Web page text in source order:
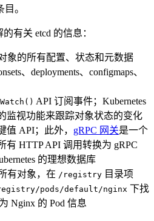
。
有关 etcd 的信息：
象的所有配置、状态和元数据
、deployments、configmaps、
Watch() ​ API 订阅事件；Kubernetes
监视功能来跟踪对象状态的变化
值 API；此外， gRPC 网关是一个
有 HTTP API 调用转换为 gRPC
的理想数据库
有对象，在 /registry ​ 目录项
pods/default/nginx ​ 下找
Nginx 的 Pod 信息